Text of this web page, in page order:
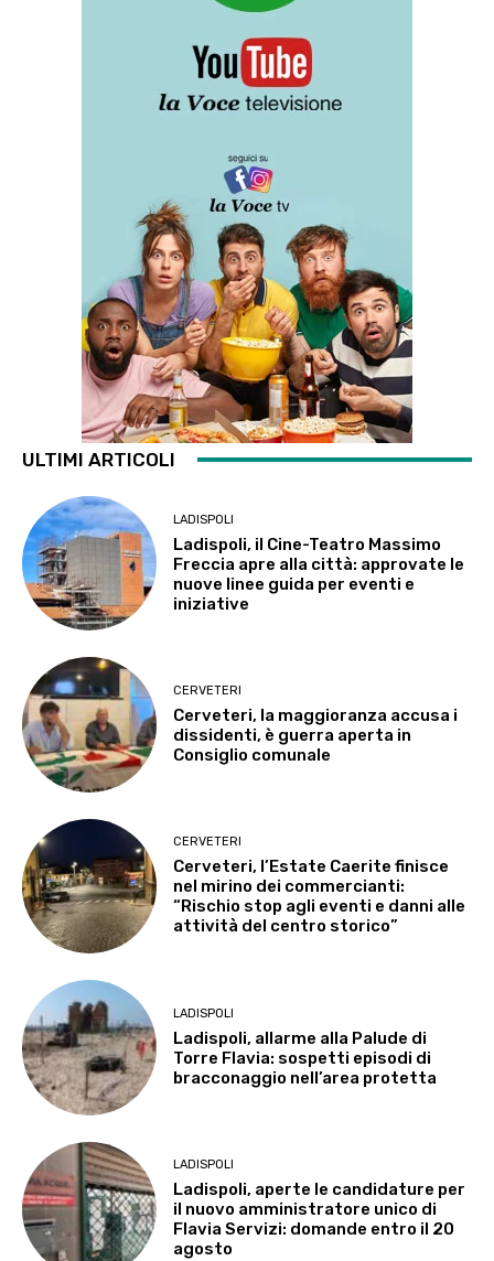
ULTIMI ARTICOLI
LADISPOLI
Ladispoli, il Cine-Teatro Massimo
Freccia apre alla città: approvate le
nuove linee guida per eventi e
iniziative
CERVETERI
Cerveteri, la maggioranza accusa i
dissidenti, è guerra aperta in
Consiglio comunale
CERVETERI
Cerveteri, l’Estate Caerite finisce
nel mirino dei commercianti:
“Rischio stop agli eventi e danni alle
attività del centro storico”
LADISPOLI
Ladispoli, allarme alla Palude di
Torre Flavia: sospetti episodi di
bracconaggio nell’area protetta
LADISPOLI
Ladispoli, aperte le candidature per
il nuovo amministratore unico di
Flavia Servizi: domande entro il 20
agosto